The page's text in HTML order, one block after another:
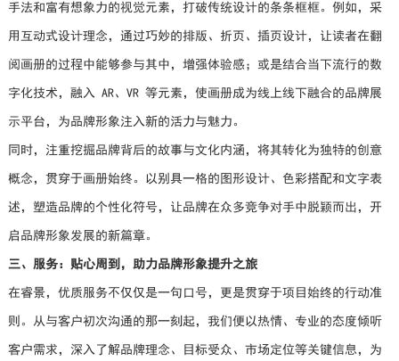
手法和富有想象力的视觉元素，打破传统设计的条条框框。例如，采
用互动式设计理念，通过巧妙的排版、折页、插页设计，让读者在翻
阅画册的过程中能够参与其中，增强体验感；或是结合当下流行的数
字化技术，融入 AR、VR 等元素，使画册成为线上线下融合的品牌展
示平台，为品牌形象注入新的活力与魅力。
同时，注重挖掘品牌背后的故事与文化内涵，将其转化为独特的创意
概念，贯穿于画册始终。以别具一格的图形设计、色彩搭配和文字表
述，塑造品牌的个性化符号，让品牌在众多竞争对手中脱颖而出，开
启品牌形象发展的新篇章。
三、服务：贴心周到，助力品牌形象提升之旅
在睿景，优质服务不仅仅是一句口号，更是贯穿于项目始终的行动准
则。从与客户初次沟通的那一刻起，我们便以热情、专业的态度倾听
客户需求，深入了解品牌理念、目标受众、市场定位等关键信息，为